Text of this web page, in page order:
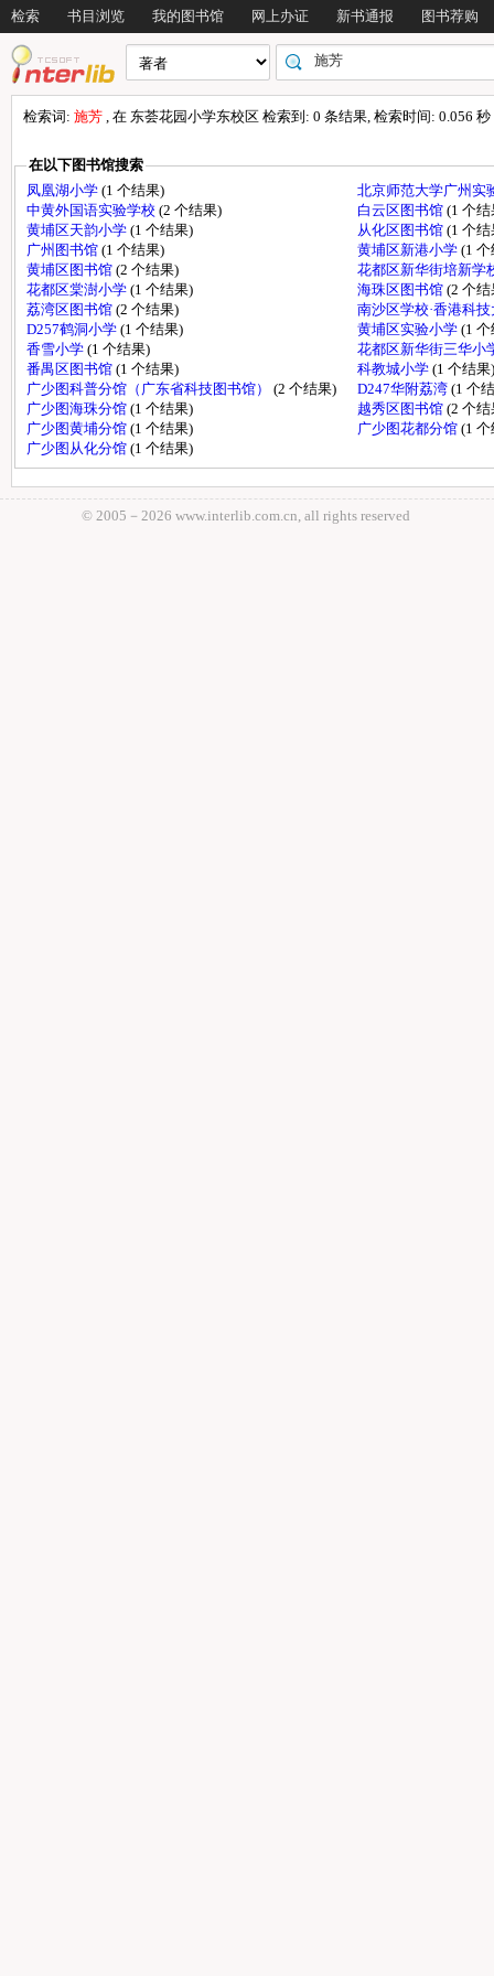
检索 书目浏览 我的图书馆 网上办证 新书通报 图书荐购
检索词: 施芳 , 在 东荟花园小学东校区 检索到: 0 条结果, 检索时间: 0.056 秒
在以下图书馆搜索
凤凰湖小学 (1 个结果)
北京师范大学广州实
中黄外国语实验学校 (2 个结果) 白云区图书馆 (1 个结
黄埔区天韵小学 (1 个结果) 从化区图书馆 (1 个结
广州图书馆 (1 个结果) 黄埔区新港小学 (1
黄埔区图书馆 (2 个结果)
花都区新华街培新学
花都区棠澍小学 (1 个结果) 海珠区图书馆 (2 个结
荔湾区图书馆 (2 个结果)
南沙区学校·香港科
D257鹤洞小学 (1 个结果) 黄埔区实验小学 (1
香雪小学 (1 个结果)
花都区新华街三华小
番禺区图书馆 (1 个结果) 科教城小学 (1 个结果)
广少图科普分馆（广东省科技图书馆） (2 个结果) D247华附荔湾 (1 个
广少图海珠分馆 (1 个结果) 越秀区图书馆 (2 个结
广少图黄埔分馆 (1 个结果) 广少图花都分馆 (1
广少图从化分馆 (1 个结果)
© 2005－ 2026 www.interlib.com.cn, all rights reserved